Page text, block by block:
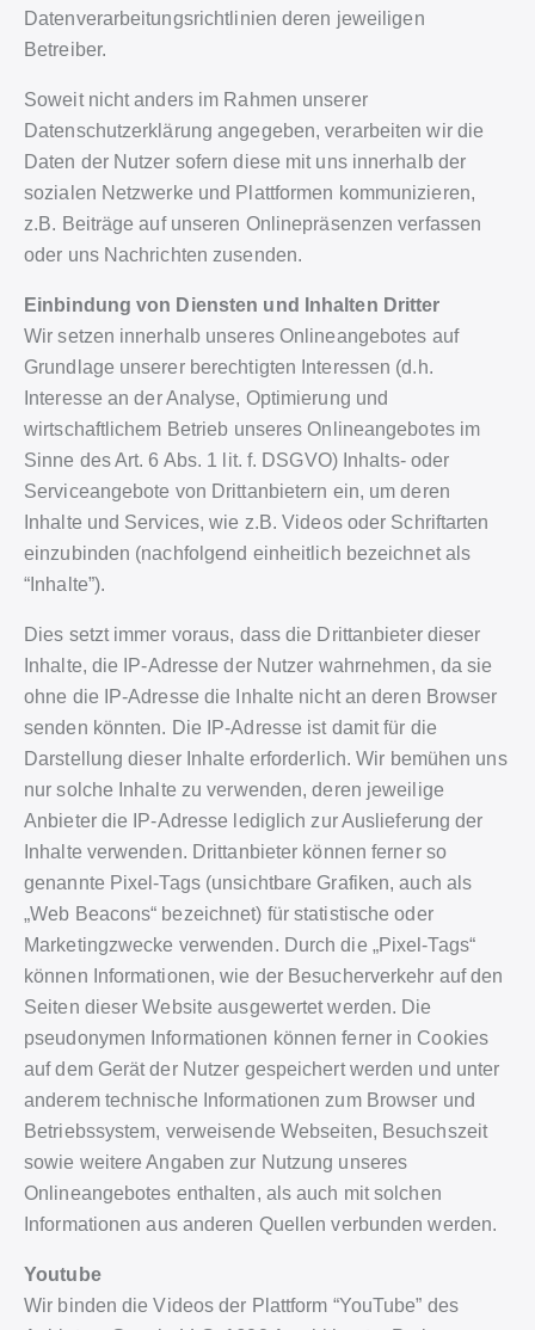
Datenverarbeitungsrichtlinien deren jeweiligen
Betreiber.
Soweit nicht anders im Rahmen unserer
Datenschutzerklärung angegeben, verarbeiten wir die
Daten der Nutzer sofern diese mit uns innerhalb der
sozialen Netzwerke und Plattformen kommunizieren,
z.B. Beiträge auf unseren Onlinepräsenzen verfassen
oder uns Nachrichten zusenden.
Einbindung von Diensten und Inhalten Dritter
Wir setzen innerhalb unseres Onlineangebotes auf
Grundlage unserer berechtigten Interessen (d.h.
Interesse an der Analyse, Optimierung und
wirtschaftlichem Betrieb unseres Onlineangebotes im
Sinne des Art. 6 Abs. 1 lit. f. DSGVO) Inhalts- oder
Serviceangebote von Drittanbietern ein, um deren
Inhalte und Services, wie z.B. Videos oder Schriftarten
einzubinden (nachfolgend einheitlich bezeichnet als
“Inhalte”).
Dies setzt immer voraus, dass die Drittanbieter dieser
Inhalte, die IP-Adresse der Nutzer wahrnehmen, da sie
ohne die IP-Adresse die Inhalte nicht an deren Browser
senden könnten. Die IP-Adresse ist damit für die
Darstellung dieser Inhalte erforderlich. Wir bemühen uns
nur solche Inhalte zu verwenden, deren jeweilige
Anbieter die IP-Adresse lediglich zur Auslieferung der
Inhalte verwenden. Drittanbieter können ferner so
genannte Pixel-Tags (unsichtbare Grafiken, auch als
„Web Beacons“ bezeichnet) für statistische oder
Marketingzwecke verwenden. Durch die „Pixel-Tags“
können Informationen, wie der Besucherverkehr auf den
Seiten dieser Website ausgewertet werden. Die
pseudonymen Informationen können ferner in Cookies
auf dem Gerät der Nutzer gespeichert werden und unter
anderem technische Informationen zum Browser und
Betriebssystem, verweisende Webseiten, Besuchszeit
sowie weitere Angaben zur Nutzung unseres
Onlineangebotes enthalten, als auch mit solchen
Informationen aus anderen Quellen verbunden werden.
Youtube
Wir binden die Videos der Plattform “YouTube” des